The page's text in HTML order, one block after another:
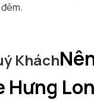
Khách
Hưng